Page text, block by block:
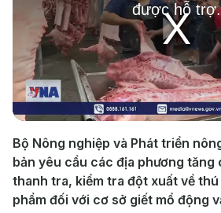
được hỗ trợ.
Bộ Nông nghiệp và Phát triển
bản yêu cầu các địa phương
thanh tra, kiểm tra đột xuất về
phẩm đối với cơ sở giết mổ động